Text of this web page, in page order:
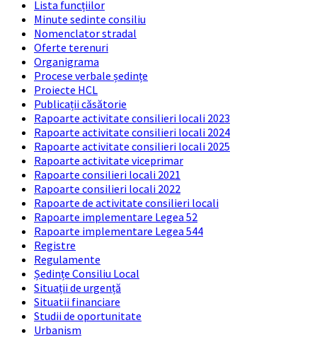
Lista funcțiilor
Minute sedinte consiliu
Nomenclator stradal
Oferte terenuri
Organigrama
Procese verbale ședințe
Proiecte HCL
Publicații căsătorie
Rapoarte activitate consilieri locali 2023
Rapoarte activitate consilieri locali 2024
Rapoarte activitate consilieri locali 2025
Rapoarte activitate viceprimar
Rapoarte consilieri locali 2021
Rapoarte consilieri locali 2022
Rapoarte de activitate consilieri locali
Rapoarte implementare Legea 52
Rapoarte implementare Legea 544
Registre
Regulamente
Ședințe Consiliu Local
Situații de urgență
Situatii financiare
Studii de oportunitate
Urbanism